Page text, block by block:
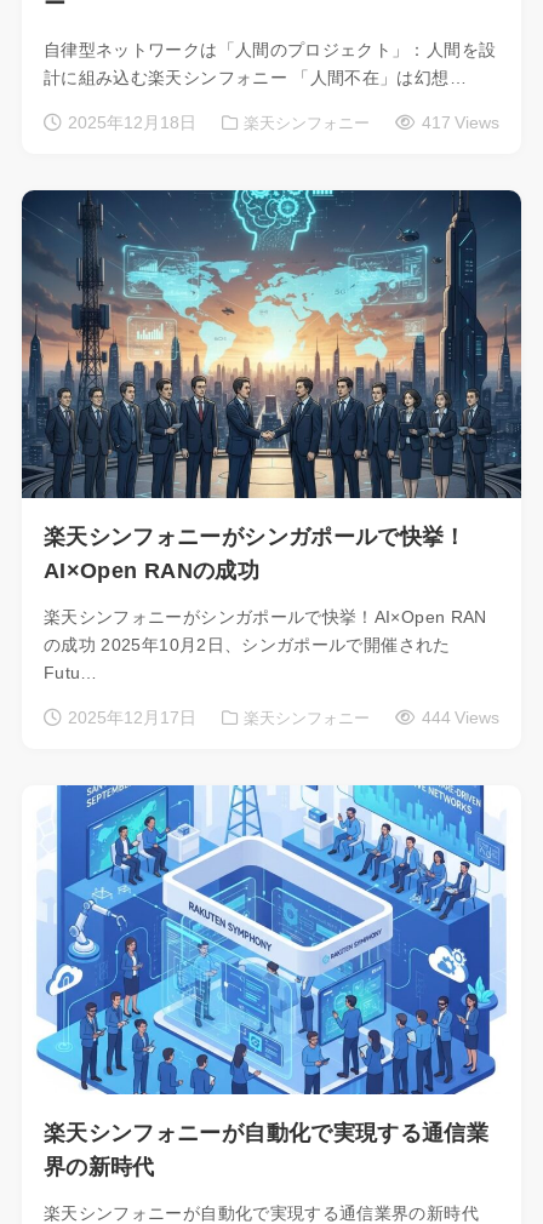
自律型ネットワークは「人間のプロジェクト」：人間を設
計に組み込む楽天シンフォニー 「人間不在」は幻想…
2025年12月18日 楽天シンフォニー 417 Views
楽天シンフォニーがシンガポールで快挙！
AI×Open RANの成功
楽天シンフォニーがシンガポールで快挙！AI×Open RAN
の成功 2025年10月2日、シンガポールで開催された
Futu…
2025年12月17日 楽天シンフォニー 444 Views
楽天シンフォニーが自動化で実現する通信業
界の新時代
楽天シンフォニーが自動化で実現する通信業界の新時代